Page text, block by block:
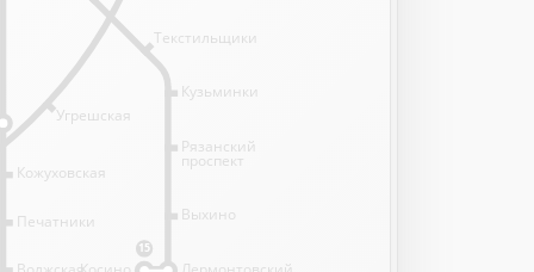
15
Угрешская
Текстильщики
Кузьминки
Рязанский
проспект
Выхино
Лермонтовский
Кожуховская
Печатники
ВолжскаяКосино